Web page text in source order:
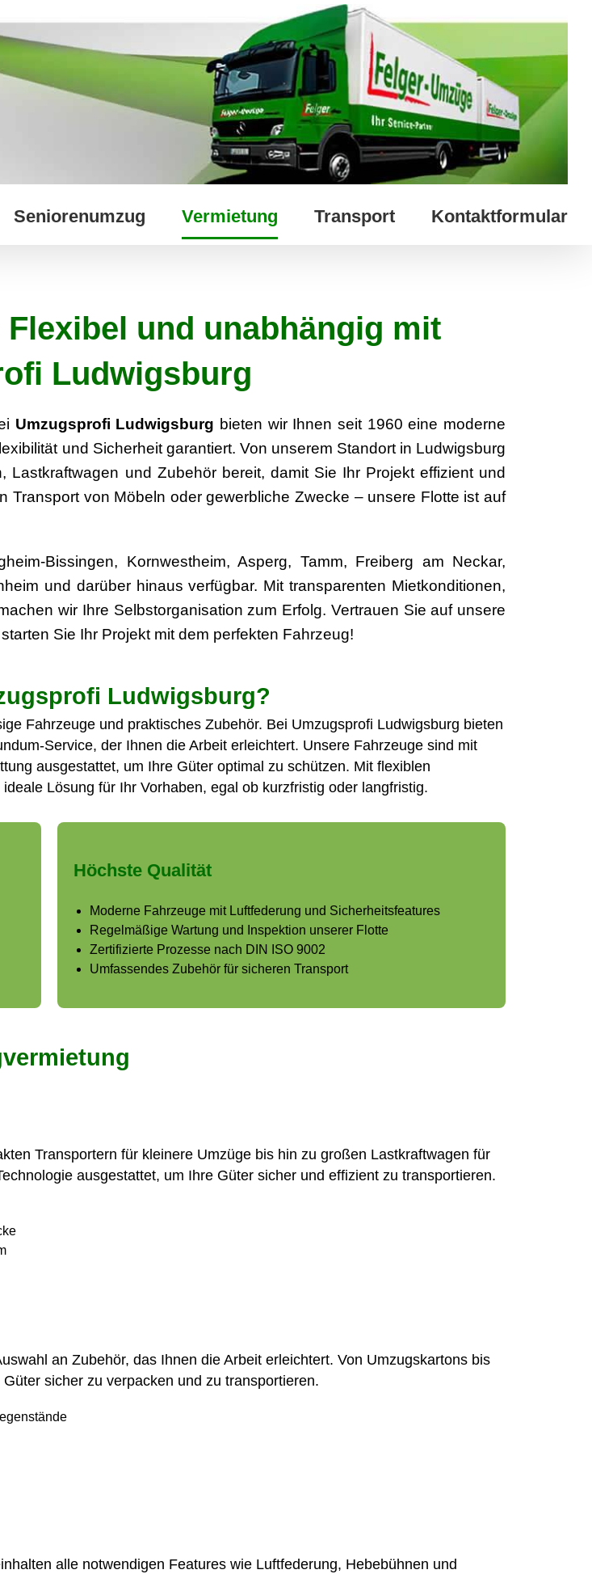
Seniorenumzug Vermietung Transport Kontaktformular
und unabhängig mit
Ludwigsburg
Umzugsprofi Ludwigsburg bieten wir Ihnen seit 1960 eine moderne
und Sicherheit garantiert. Von unserem Standort in Ludwigsburg
und Zubehör bereit, damit Sie Ihr Projekt effizient und
von Möbeln oder gewerbliche Zwecke – unsere Flotte ist auf
Bissingen, Kornwestheim, Asperg, Tamm, Freiberg am Neckar,
und darüber hinaus verfügbar. Mit transparenten Mietkonditionen,
wir Ihre Selbstorganisation zum Erfolg. Vertrauen Sie auf unsere
Sie Ihr Projekt mit dem perfekten Fahrzeug!
Ludwigsburg?
Fahrzeuge und praktisches Zubehör. Bei Umzugsprofi Ludwigsburg bieten
Service, der Ihnen die Arbeit erleichtert. Unsere Fahrzeuge sind mit
ausgestattet, um Ihre Güter optimal zu schützen. Mit flexiblen
Lösung für Ihr Vorhaben, egal ob kurzfristig oder langfristig.
Höchste Qualität
Moderne Fahrzeuge mit Luftfederung und Sicherheitsfeatures
Regelmäßige Wartung und Inspektion unserer Flotte
Zertifizierte Prozesse nach DIN ISO 9002
Umfassendes Zubehör für sicheren Transport
Transportern für kleinere Umzüge bis hin zu großen Lastkraftwagen für
ausgestattet, um Ihre Güter sicher und effizient zu transportieren.
an Zubehör, das Ihnen die Arbeit erleichtert. Von Umzugskartons bis
sicher zu verpacken und zu transportieren.
alle notwendigen Features wie Luftfederung, Hebebühnen und